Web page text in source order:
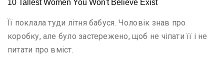
Її поклала туди літня бабуся. Чоловік знав про
коробку, але було застережено, щоб не чіпати її і не
питати про вміст.